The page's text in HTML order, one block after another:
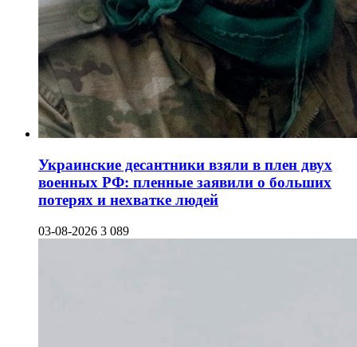
Украинские десантники взяли в плен двух
военных РФ: пленные заявили о больших
потерях и нехватке людей
03-08-2026 3 089